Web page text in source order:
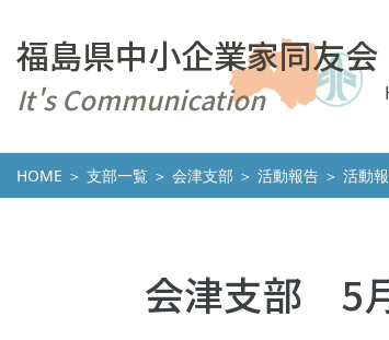
福島県中小企業家同友会
It's Communication
HOME ＞ 支部一覧 ＞ 会津支部 ＞ 活動報告 ＞ 活動
会津支部 5